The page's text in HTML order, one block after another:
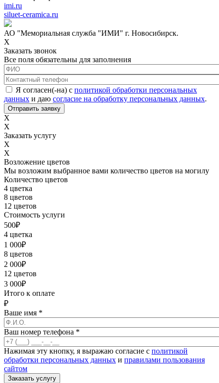
imi.ru
siluet-ceramica.ru
АО "Мемориальная служба "ИМИ" г. Новосибирск.
X
Заказать звонок
Все поля обязательны для заполнения
ФИО
Контактный телефон
Соглашение с обработкой данных*
Я согласен(-на) с политикой обработки персональных
данных и даю согласие на обработку персональных данных.
X
X
Заказать услугу
X
X
Возложение цветов
Мы возложим выбранное вами количество цветов на могилу
Количество цветов
4 цветка
8 цветов
12 цветов
Стоимость услуги
500₽
4 цветка
1 000₽
8 цветов
2 000₽
12 цветов
3 000₽
Итого к оплате
₽
Ваше имя *
Ваш номер телефона *
Нажимая эту кнопку, я выражаю согласие с политикой
обработки персональных данных и правилами пользования
сайтом